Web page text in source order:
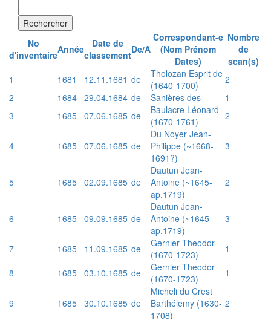
Rechercher
No
d'inventaireAnnée
Date de
classementDe/A
Correspondant-e
(Nom Prénom
Dates)
Nombre
de
scan(s)
1
1681 12.11.1681 de
Tholozan Esprit de
(1640-1700)
2
2
1684 29.04.1684 de Sanières des
1
3
1685 07.06.1685 de
Baulacre Léonard
(1670-1761)
2
4 1685 07.06.1685 de
Du Noyer Jean-
Philippe (~1668-
1691?)
3
5 1685 02.09.1685 de
Dautun Jean-
Antoine (~1645-
ap.1719)
2
6 1685 09.09.1685 de
Dautun Jean-
Antoine (~1645-
ap.1719)
3
7 1685 11.09.1685 de
Gernler Theodor
(1670-1723)
1
8
1685 03.10.1685 de
Gernler Theodor
(1670-1723)
1
9 1685 30.10.1685 de
Micheli du Crest
Barthélemy (1630-
1708)
2